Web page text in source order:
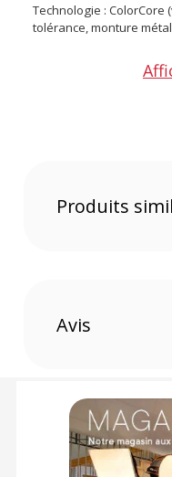
Technologie :
tolérance, monture
CONTENU DU CARTON
panier.
Produits
Avis